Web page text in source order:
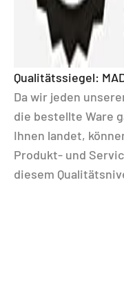
Qualitätssiegel:
Da wir jeden
die bestellte Ware
Ihnen landet,
Produkt- und
diesem